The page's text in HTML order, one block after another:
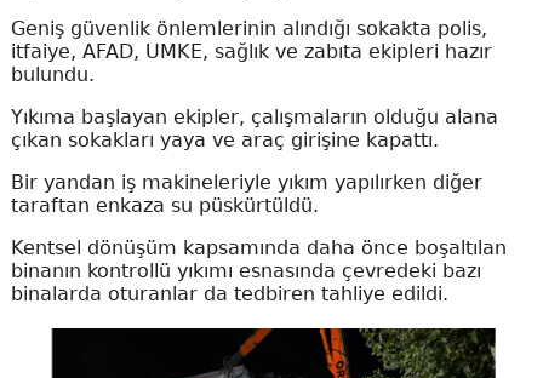
Geniş güvenlik önlemlerinin alındığı sokakta polis,
itfaiye, AFAD, UMKE, sağlık ve zabıta ekipleri hazır
bulundu.
Yıkıma başlayan ekipler, çalışmaların olduğu alana
çıkan sokakları yaya ve araç girişine kapattı.
Bir yandan iş makineleriyle yıkım yapılırken diğer
taraftan enkaza su püskürtüldü.
Kentsel dönüşüm kapsamında daha önce boşaltılan
binanın kontrollü yıkımı esnasında çevredeki bazı
binalarda oturanlar da tedbiren tahliye edildi.